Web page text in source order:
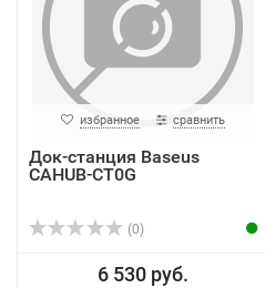
избранное сравнить
Док-станция Baseus
CAHUB-CT0G
(0)
6 530 руб.